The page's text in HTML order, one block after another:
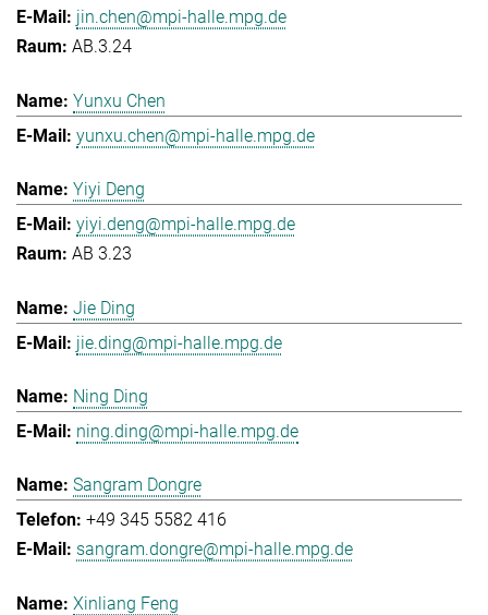
jin.chen@mpi-halle.mpg.de
AB.3.24
Yunxu Chen
yunxu.chen@mpi-halle.mpg.de
Yiyi Deng
yiyi.deng@mpi-halle.mpg.de
AB 3.23
Jie Ding
jie.ding@mpi-halle.mpg.de
Ning Ding
ning.ding@mpi-halle.mpg.de
Sangram Dongre
+49 345 5582 416
sangram.dongre@mpi-halle.mpg.de
Xinliang Feng